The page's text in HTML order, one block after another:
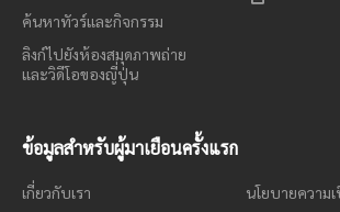
ค้นหาทัวร์และกิจกรรม
ลิงก์ไปยังห้องสมุดภาพถ่าย
และวิดีโอของญี่ปุ่น
ข้อมูลสำหรับผู้มาเยือนครั้งแรก
เกี่ยวกับเรา
นโยบายความ